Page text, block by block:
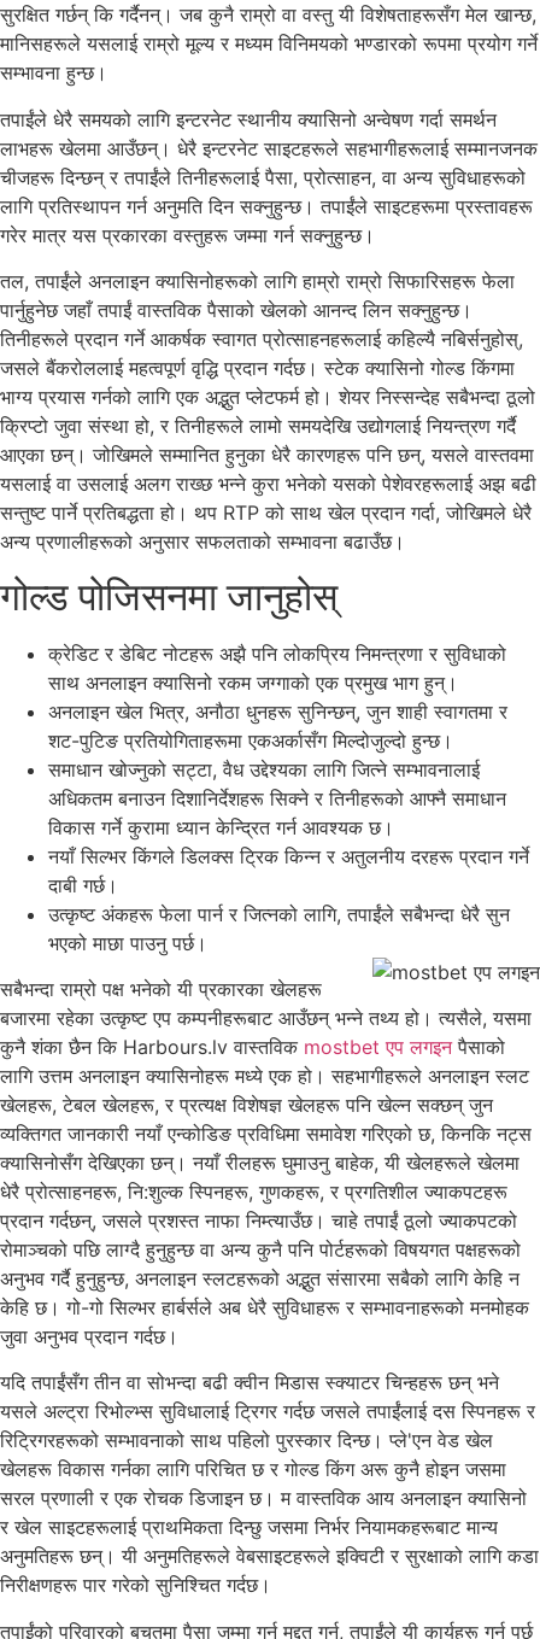
सुरक्षित गर्छन् कि गर्दैनन्। जब कुनै राम्रो वा वस्तु यी विशेषताहरूसँग मेल खान्छ,
मानिसहरूले यसलाई राम्रो मूल्य र मध्यम विनिमयको भण्डारको रूपमा प्रयोग गर्ने
सम्भावना हुन्छ।
तपाईंले धेरै समयको लागि इन्टरनेट स्थानीय क्यासिनो अन्वेषण गर्दा समर्थन
लाभहरू खेलमा आउँछन्। धेरै इन्टरनेट साइटहरूले सहभागीहरूलाई सम्मानजनक
चीजहरू दिन्छन् र तपाईंले तिनीहरूलाई पैसा, प्रोत्साहन, वा अन्य सुविधाहरूको
लागि प्रतिस्थापन गर्न अनुमति दिन सक्नुहुन्छ। तपाईंले साइटहरूमा प्रस्तावहरू
गरेर मात्र यस प्रकारका वस्तुहरू जम्मा गर्न सक्नुहुन्छ।
तल, तपाईंले अनलाइन क्यासिनोहरूको लागि हाम्रो राम्रो सिफारिसहरू फेला
पार्नुहुनेछ जहाँ तपाईं वास्तविक पैसाको खेलको आनन्द लिन सक्नुहुन्छ।
तिनीहरूले प्रदान गर्ने आकर्षक स्वागत प्रोत्साहनहरूलाई कहिल्यै नबिर्सनुहोस्,
जसले बैंकरोललाई महत्वपूर्ण वृद्धि प्रदान गर्दछ। स्टेक क्यासिनो गोल्ड किंगमा
भाग्य प्रयास गर्नको लागि एक अद्भुत प्लेटफर्म हो। शेयर निस्सन्देह सबैभन्दा ठूलो
क्रिप्टो जुवा संस्था हो, र तिनीहरूले लामो समयदेखि उद्योगलाई नियन्त्रण गर्दै
आएका छन्। जोखिमले सम्मानित हुनुका धेरै कारणहरू पनि छन्, यसले वास्तवमा
यसलाई वा उसलाई अलग राख्छ भन्ने कुरा भनेको यसको पेशेवरहरूलाई अझ बढी
सन्तुष्ट पार्ने प्रतिबद्धता हो। थप RTP को साथ खेल प्रदान गर्दा, जोखिमले धेरै
अन्य प्रणालीहरूको अनुसार सफलताको सम्भावना बढाउँछ।
गोल्ड पोजिसनमा जानुहोस्
क्रेडिट र डेबिट नोटहरू अझै पनि लोकप्रिय निमन्त्रणा र सुविधाको
साथ अनलाइन क्यासिनो रकम जग्गाको एक प्रमुख भाग हुन्।
अनलाइन खेल भित्र, अनौठा धुनहरू सुनिन्छन्, जुन शाही स्वागतमा र
शट-पुटिङ प्रतियोगिताहरूमा एकअर्कासँग मिल्दोजुल्दो हुन्छ।
समाधान खोज्नुको सट्टा, वैध उद्देश्यका लागि जित्ने सम्भावनालाई
अधिकतम बनाउन दिशानिर्देशहरू सिक्ने र तिनीहरूको आफ्नै समाधान
विकास गर्ने कुरामा ध्यान केन्द्रित गर्न आवश्यक छ।
नयाँ सिल्भर किंगले डिलक्स ट्रिक किन्न र अतुलनीय दरहरू प्रदान गर्ने
दाबी गर्छ।
उत्कृष्ट अंकहरू फेला पार्न र जित्नको लागि, तपाईंले सबैभन्दा धेरै सुन
भएको माछा पाउनु पर्छ।
सबैभन्दा राम्रो पक्ष भनेको यी प्रकारका खेलहरू
बजारमा रहेका उत्कृष्ट एप कम्पनीहरूबाट आउँछन् भन्ने तथ्य हो। त्यसैले, यसमा
कुनै शंका छैन कि Harbours.lv वास्तविक mostbet एप लगइनपैसाको
लागि उत्तम अनलाइन क्यासिनोहरू मध्ये एक हो। सहभागीहरूले अनलाइन स्लट
खेलहरू, टेबल खेलहरू, र प्रत्यक्ष विशेषज्ञ खेलहरू पनि खेल्न सक्छन् जुन
व्यक्तिगत जानकारी नयाँ एन्कोडिङ प्रविधिमा समावेश गरिएको छ, किनकि नट्स
क्यासिनोसँग देखिएका छन्। नयाँ रीलहरू घुमाउनु बाहेक, यी खेलहरूले खेलमा
धेरै प्रोत्साहनहरू, नि:शुल्क स्पिनहरू, गुणकहरू, र प्रगतिशील ज्याकपटहरू
प्रदान गर्दछन्, जसले प्रशस्त नाफा निम्त्याउँछ। चाहे तपाईं ठूलो ज्याकपटको
रोमाञ्चको पछि लाग्दै हुनुहुन्छ वा अन्य कुनै पनि पोर्टहरूको विषयगत पक्षहरूको
अनुभव गर्दै हुनुहुन्छ, अनलाइन स्लटहरूको अद्भुत संसारमा सबैको लागि केहि न
केहि छ। गो-गो सिल्भर हार्बर्सले अब धेरै सुविधाहरू र सम्भावनाहरूको मनमोहक
जुवा अनुभव प्रदान गर्दछ।
यदि तपाईंसँग तीन वा सोभन्दा बढी क्वीन मिडास स्क्याटर चिन्हहरू छन् भने
यसले अल्ट्रा रिभोल्भ्स सुविधालाई ट्रिगर गर्दछ जसले तपाईंलाई दस स्पिनहरू र
रिट्रिगरहरूको सम्भावनाको साथ पहिलो पुरस्कार दिन्छ। प्ले'एन वेड खेल
खेलहरू विकास गर्नका लागि परिचित छ र गोल्ड किंग अरू कुनै होइन जसमा
सरल प्रणाली र एक रोचक डिजाइन छ। म वास्तविक आय अनलाइन क्यासिनो
र खेल साइटहरूलाई प्राथमिकता दिन्छु जसमा निर्भर नियामकहरूबाट मान्य
अनुमतिहरू छन्। यी अनुमतिहरूले वेबसाइटहरूले इक्विटी र सुरक्षाको लागि कडा
निरीक्षणहरू पार गरेको सुनिश्चित गर्दछ।
तपाईंको परिवारको बचतमा पैसा जम्मा गर्न मद्दत गर्न, तपाईंले यी कार्यहरू गर्नु पर्छ